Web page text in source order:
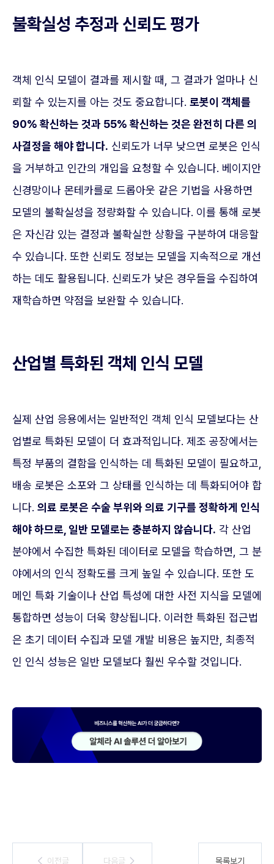
불확실성 추정과 신뢰도 평가
객체 인식 모델이 결과를 제시할 때, 그 결과가 얼마나 신
뢰할 수 있는지를 아는 것도 중요합니다. 로봇이 객체를
90% 확신하는 것과 55% 확신하는 것은 완전히 다른 의
사결정을 해야 합니다. 신뢰도가 너무 낮으면 로봇은 인식
을 거부하고 인간의 개입을 요청할 수 있습니다. 베이지안
신경망이나 몬테카를로 드롭아웃 같은 기법을 사용하면
모델의 불확실성을 정량화할 수 있습니다. 이를 통해 로봇
은 자신감 있는 결정과 불확실한 상황을 구분하여 대응할
수 있습니다. 또한 신뢰도 정보는 모델을 지속적으로 개선
하는 데도 활용됩니다. 신뢰도가 낮은 경우들을 수집하여
재학습하면 약점을 보완할 수 있습니다.
산업별 특화된 객체 인식 모델
실제 산업 응용에서는 일반적인 객체 인식 모델보다는 산
업별로 특화된 모델이 더 효과적입니다. 제조 공장에서는
특정 부품의 결함을 인식하는 데 특화된 모델이 필요하고,
배송 로봇은 소포와 그 상태를 인식하는 데 특화되어야 합
니다. 의료 로봇은 수술 부위와 의료 기구를 정확하게 인식
해야 하므로, 일반 모델로는 충분하지 않습니다. 각 산업
분야에서 수집한 특화된 데이터로 모델을 학습하면, 그 분
야에서의 인식 정확도를 크게 높일 수 있습니다. 또한 도
메인 특화 기술이나 산업 특성에 대한 사전 지식을 모델에
통합하면 성능이 더욱 향상됩니다. 이러한 특화된 접근법
은 초기 데이터 수집과 모델 개발 비용은 높지만, 최종적
인 인식 성능은 일반 모델보다 훨씬 우수할 것입니다.
이전글
이전글 다음글
다음글 목록보기